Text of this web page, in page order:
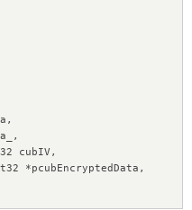
*)v2 + 48) >> 8;
*)v2 + 98);
cubIV,
*pcubEncryptedData,